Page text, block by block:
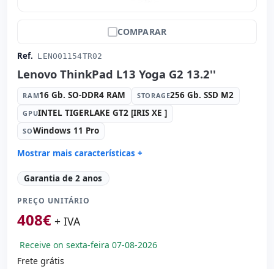
COMPARAR
Ref. LENO01154TR02
Lenovo ThinkPad L13 Yoga G2 13.2''
RAM16 Gb. SO-DDR4 RAM STORAGE256 Gb. SSD M2
GPUINTEL TIGERLAKE GT2 [IRIS XE ]
SOWindows 11 Pro
Mostrar mais características +
Connectivity: WIFI · Bluetooth
Processador: Intel Core i7 1165G7 2.8 GHz.
Som: Realtek HDA
Portos: 2x USB 3.0
Portas de vídeo: HDMI
Multimídia:
Garantia de 2 anos
PREÇO UNITÁRIO
408€ + IVA
Receive on sexta-feira 07-08-2026
Frete grátis